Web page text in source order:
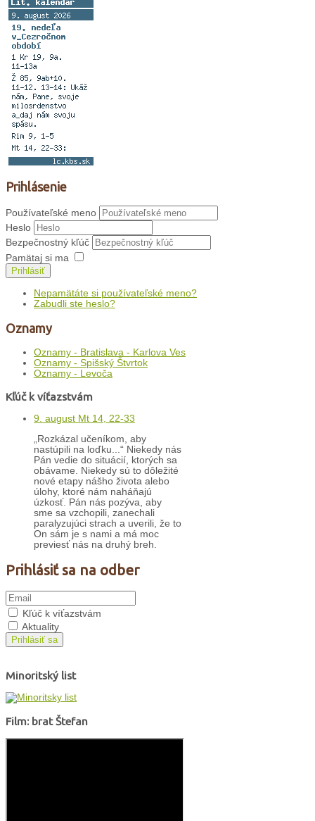
Prihlásenie
Používateľské meno
Heslo
Bezpečnostný kľúč
Pamätaj si ma
Prihlásiť
Nepamätáte si používateľské meno?
Zabudli ste heslo?
Oznamy
Oznamy - Bratislava - Karlova Ves
Oznamy - Spišský Štvrtok
Oznamy - Levoča
Kľúč k víťazstvám
9. august Mt 14, 22-33
„Rozkázal učeníkom, aby
nastúpili na loďku...“ Niekedy nás
Pán vedie do situácií, ktorých sa
obávame. Niekedy sú to dôležité
nové etapy nášho života alebo
úlohy, ktoré nám naháňajú
úzkosť. Pán nás pozýva, aby
sme sa vzchopili, zanechali
paralyzujúci strach a uverili, že to
On sám je s nami a má moc
previesť nás na druhý breh.
Prihlásiť sa na odber
Kľúč k víťazstvám
Aktuality
Prihlásiť sa
Minoritský list
Film: brat Štefan